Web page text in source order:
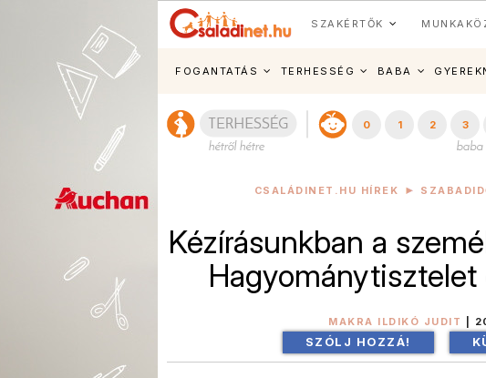
SZAKÉRTŐK
FOGANTATÁS TERHESSÉG BABA
0 1 2 3
CSALÁDINET.HU HÍREK
Kézírásunkban a
MAKRA ILDIKÓ JUDIT
SZÓLJ HOZZÁ!